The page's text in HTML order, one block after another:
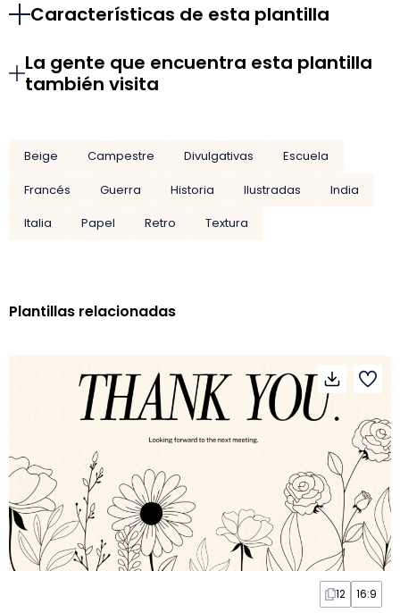
Características de esta plantilla
La gente que encuentra esta plantilla
también visita
Beige Campestre Divulgativas
Escuela
Francés
Guerra Historia Ilustradas
India
Italia
Papel Retro Textura
Plantillas relacionadas
12 16:9